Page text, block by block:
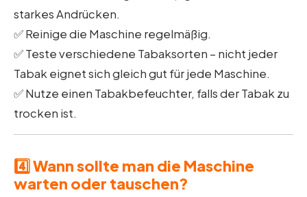
starkes Andrücken.
✅ Reinige die Maschine regelmäßig.
✅ Teste verschiedene Tabaksorten – nicht jeder
Tabak eignet sich gleich gut für jede Maschine.
✅ Nutze einen Tabakbefeuchter, falls der Tabak zu
trocken ist.
4️⃣ Wann sollte man die Maschine
warten oder tauschen?